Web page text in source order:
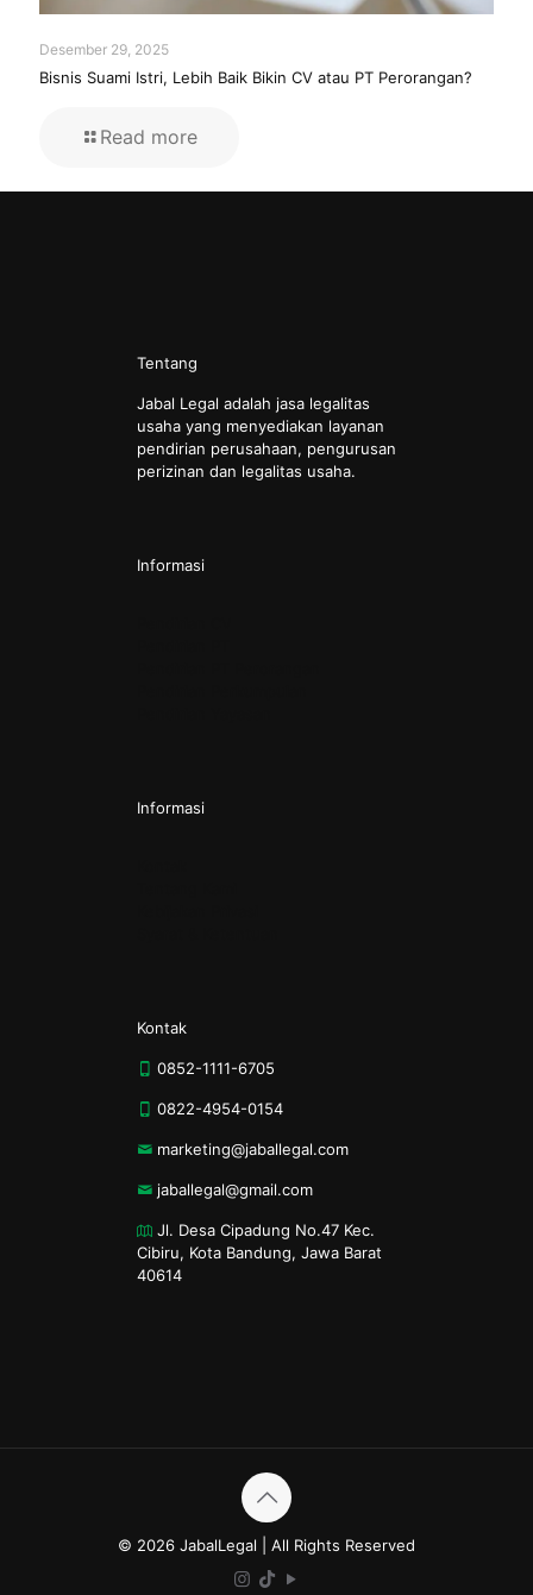
Desember 29, 2025
Bisnis Suami Istri, Lebih Baik Bikin CV atau PT Perorangan?
Read more
Tentang
Jabal Legal adalah jasa legalitas
usaha yang menyediakan layanan
pendirian perusahaan, pengurusan
perizinan dan legalitas usaha.
Informasi
Informasi
Kontak
0852-1111-6705
0822-4954-0154
marketing@jaballegal.com
jaballegal@gmail.com
Jl. Desa Cipadung No.47 Kec.
Cibiru, Kota Bandung, Jawa Barat
40614
© 2026 JabalLegal | All Rights Reserved